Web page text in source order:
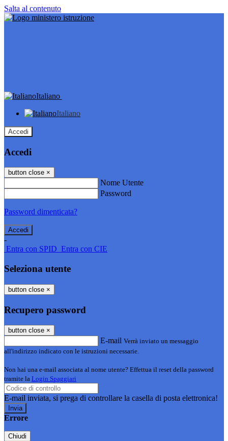
Salta al contenuto
Italiano
Italiano
Accedi
Accedi
button close ×
Nome Utente
Password
Password dimenticata?
-
Entra con SPID Entra con CIE
Seleziona utente
button close ×
Recupero password
button close ×
E-mail Verrà inviato un messaggio
all'indirizzo indicato con le istruzioni necessarie.
Non hai una e-mail associata al nome utente? Effettua il reset della password
tramite la Login Spaggiari
E-mail inviata, si prega di controllare la casella di posta elettronica!
Errore
Chiudi